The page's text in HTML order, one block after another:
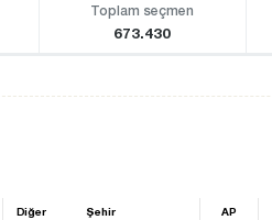
Toplam seçmen
673.430
Diğer Şehir AP